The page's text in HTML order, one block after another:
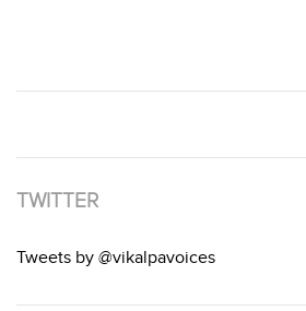
TWITTER
Tweets by @vikalpavoices